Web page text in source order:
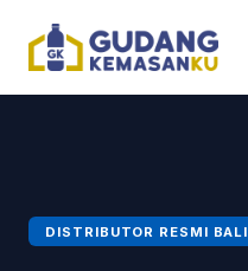
DISTRIBUTOR RESMI BALI